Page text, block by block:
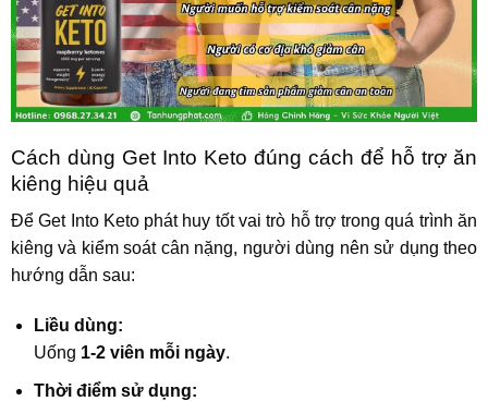
Cách dùng Get Into Keto đúng cách để hỗ trợ ăn
kiêng hiệu quả
Để Get Into Keto phát huy tốt vai trò hỗ trợ trong quá trình ăn
kiêng và kiểm soát cân nặng, người dùng nên sử dụng theo
hướng dẫn sau:
Liều dùng:
Uống 1-2 viên mỗi ngày.
Thời điểm sử dụng: